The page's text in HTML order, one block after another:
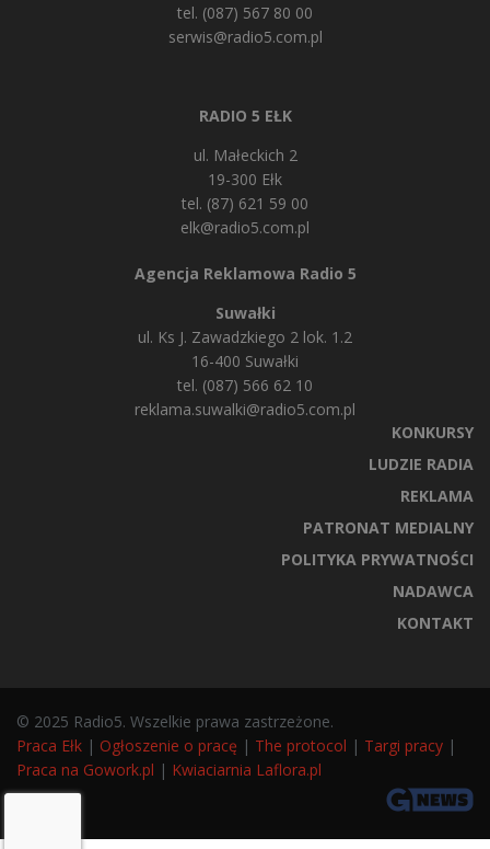
tel. (087) 567 80 00
serwis@radio5.com.pl
RADIO 5 EŁK
ul. Małeckich 2
19-300 Ełk
tel. (87) 621 59 00
elk@radio5.com.pl
Agencja Reklamowa Radio 5
Suwałki
ul. Ks J. Zawadzkiego 2 lok. 1.2
16-400 Suwałki
tel. (087) 566 62 10
reklama.suwalki@radio5.com.pl
KONKURSY
LUDZIE RADIA
REKLAMA
PATRONAT MEDIALNY
POLITYKA PRYWATNOŚCI
NADAWCA
KONTAKT
© 2025 Radio5. Wszelkie prawa zastrzeżone.
Praca Ełk | Ogłoszenie o pracę | The protocol | Targi pracy |
Praca na Gowork.pl | Kwiaciarnia Laflora.pl